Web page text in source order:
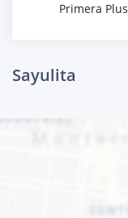
Primera Plus
Sayulita